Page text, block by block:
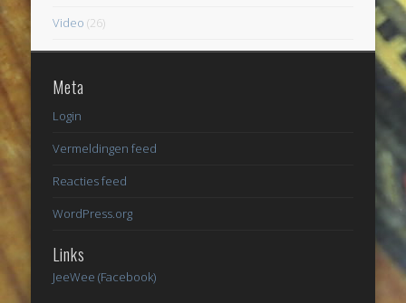
Video (26)
Meta
Login
Vermeldingen feed
Reacties feed
WordPress.org
Links
JeeWee (Facebook)